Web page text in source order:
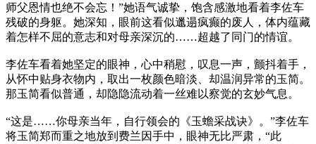
师父恩情也绝不会忘！”她语气诚挚，饱含感激地看着李佐车
残破的身躯。她深知，眼前这看似邋遢疯癫的废人，体内蕴藏
着怎样不屈的意志和对母亲深沉的……超越了同门的情谊。
李佐车看着她坚定的眼神，心中稍慰，叹息一声，颤抖着手，
从怀中贴身衣物内，取出一枚颜色暗淡、却温润异常的玉简。
那玉简看似普通，却隐隐流动着一丝难以察觉的玄妙气息。
“这是……你母亲当年，自行领会的《玉蟾采战诀》。”李佐车
将玉简郑而重之地放到费兰因手中，眼神无比严肃，“此